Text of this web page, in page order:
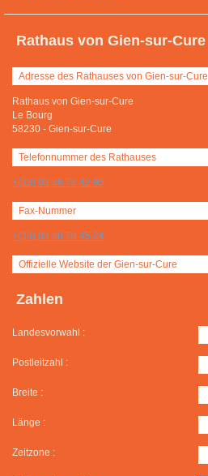
Rathaus von Gien-sur-Cure
Adresse des Rathauses von Gien-sur-Cure
Rathaus von Gien-sur-Cure
Le Bourg
58230 - Gien-sur-Cure
Telefonnummer des Rathauses
+(33) 03 86 78 42 95
Fax-Nummer
+(33) 03 86 78 45 24
Offizielle Website der Gien-sur-Cure
Zahlen
Landesvorwahl :
Postleitzahl :
Breite :
Länge :
Zeitzone :